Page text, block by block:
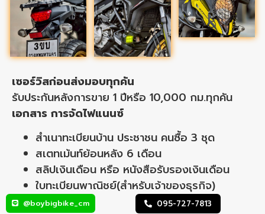
เซอร์วิสก่อนส่งมอบทุกคัน
รับประกันหลังการขาย 1 ปีหรือ 10,000 กม.ทุกคัน
เอกสาร การจัดไฟแนนซ์
สำเนาทะเบียนบ้าน ประชาชน คนซื้อ 3 ชุด
สเตทเม้นท์ย้อนหลัง 6 เดือน
สลิปเงินเดือน หรือ หนังสือรับรองเงินเดือน
ใบทะเบียนพาณิชย์(สำหรับเจ้าของธุรกิจ)
@boybigbike_cm 095-727-7813